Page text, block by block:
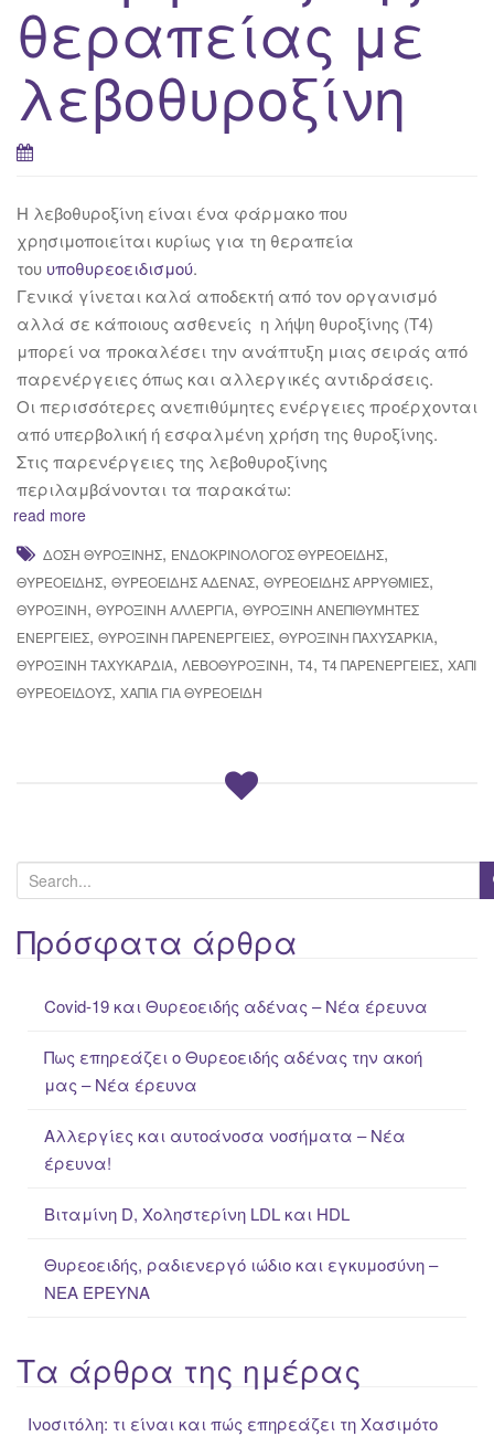
θεραπείας με
λεβοθυροξίνη
Η λεβοθυροξίνη είναι ένα φάρμακο που
χρησιμοποιείται κυρίως για τη θεραπεία
του υποθυρεοειδισμού.
Γενικά γίνεται καλά αποδεκτή από τον οργανισμό
αλλά σε κάποιους ασθενείς η λήψη θυροξίνης (Τ4)
μπορεί να προκαλέσει την ανάπτυξη μιας σειράς από
παρενέργειες όπως και αλλεργικές αντιδράσεις.
Οι περισσότερες ανεπιθύμητες ενέργειες προέρχονται
από υπερβολική ή εσφαλμένη χρήση της θυροξίνης.
Στις παρενέργειες της λεβοθυροξίνης
περιλαμβάνονται τα παρακάτω:
read more
ΔΌΣΗ ΘΥΡΟΞΊΝΗΣ, ΕΝΔΟΚΡΙΝΟΛΌΓΟΣ ΘΥΡΕΟΕΙΔΉΣ,
ΘΥΡΕΟΕΙΔΉΣ, ΘΥΡΕΟΕΙΔΉΣ ΑΔΈΝΑΣ, ΘΥΡΕΟΕΙΔΉΣ ΑΡΡΥΘΜΊΕΣ,
ΘΥΡΟΞΊΝΗ, ΘΥΡΟΞΙΝΗ ΑΛΛΕΡΓΙΑ, ΘΥΡΟΞΊΝΗ ΑΝΕΠΙΘΥΜΗΤΕΣ
ΕΝΕΡΓΕΙΕΣ, ΘΥΡΟΞΙΝΗ ΠΑΡΕΝΕΡΓΕΙΕΣ, ΘΥΡΟΞΙΝΗ ΠΑΧΥΣΑΡΚΙΑ,
ΘΥΡΟΞΊΝΗ ΤΑΧΥΚΑΡΔΙΑ, ΛΕΒΟΘΥΡΟΞΊΝΗ, Τ4, Τ4 ΠΑΡΕΝΕΡΓΕΙΕΣ, ΧΆΠΙ
ΘΥΡΕΟΕΙΔΟΎΣ, ΧΆΠΙΑ ΓΙΑ ΘΥΡΕΟΕΙΔΉ
e
a
rΠρόσφατα άρθρα
Covid-19 και Θυρεοειδής αδένας – Νέα έρευνα
Πως επηρεάζει ο Θυρεοειδής αδένας την ακοή
μας – Νέα έρευνα
Αλλεργίες και αυτοάνοσα νοσήματα – Νέα
έρευνα!
Βιταμίνη D, Χοληστερίνη LDL και HDL
Θυρεοειδής, ραδιενεργό ιώδιο και εγκυμοσύνη –
ΝΕΑ ΈΡΕΥΝΑ
Τα άρθρα της ημέρας
Ινοσιτόλη: τι είναι και πώς επηρεάζει τη Χασιμότο